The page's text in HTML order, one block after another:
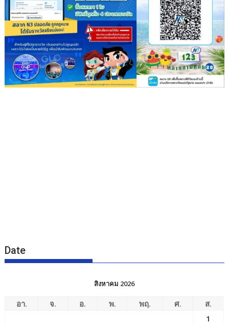
Date
สิงหาคม 2026
อา. จ. อ. พ. พฤ. ศ.
ส.
1